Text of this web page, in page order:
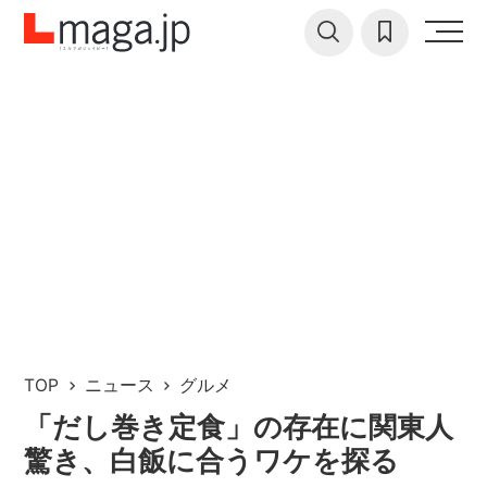
TOP ニュース グルメ
「だし巻き定食」の存在に関東人
驚き、白飯に合うワケを探る